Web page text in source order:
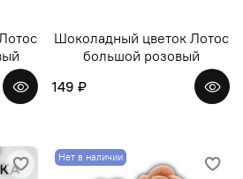
Шоколадный цветок Лотос
большой розовый
149 ₽
Нет в наличии